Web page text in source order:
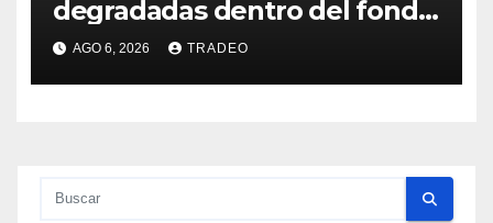
degradadas dentro del fondo
de Grayscale
AGO 6, 2026 TRADEO